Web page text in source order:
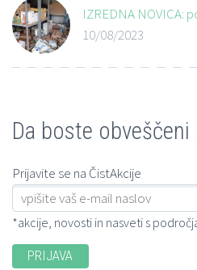
IZREDNA NOVICA:
10/08/2023
Da boste obveščeni
Prijavite se na ČistAkcije
*akcije, novosti in nasveti s